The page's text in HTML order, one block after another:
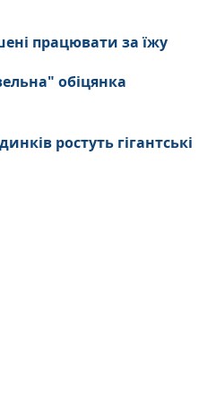
працювати за їжу
обіцянка
ростуть гігантські